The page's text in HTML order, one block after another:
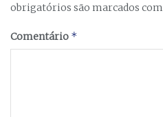
obrigatórios são marcados com
Comentário *